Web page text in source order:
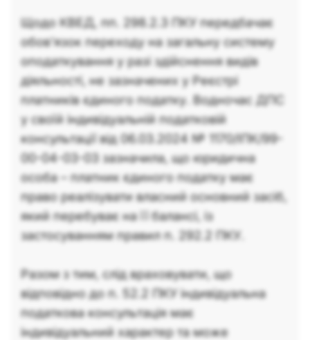
Щодо КВЕД, пп. 298.2.3 ПКУ передбачає
обов'язок переходу на загальну систему
оподаткування у разі здійснення видів
діяльності, не зазначених у Реєстрі
платників єдиного податку. Водночас ДПС
у своїй індивідуальній податковій
консультації від 06.03.2024 № 1170/ІПК/99-
00-04-03-03 зазначила, що юридична
особа – платник єдиного податку має
право реалізувати власний основний засіб,
який перебуває на її балансі, із
застосуванням правил п. 292.2 ПКУ.
Разом з тим, слід враховувати, що
відповідно до п. 52.2 ПКУ індивідуальна
податкова консультація має
індивідуальний характер та може